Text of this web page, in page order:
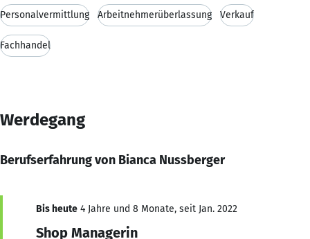
Personalvermittlung Arbeitnehmerüberlassung Verkauf
Fachhandel
Werdegang
Berufserfahrung von Bianca Nussberger
Bis heute 4 Jahre und 8 Monate, seit Jan. 2022
Shop Managerin